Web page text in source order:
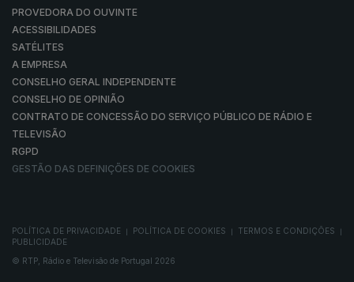
PROVEDORA DO OUVINTE
ACESSIBILIDADES
SATÉLITES
A EMPRESA
CONSELHO GERAL INDEPENDENTE
CONSELHO DE OPINIÃO
CONTRATO DE CONCESSÃO DO SERVIÇO PÚBLICO DE RÁDIO E
TELEVISÃO
RGPD
GESTÃO DAS DEFINIÇÕES DE COOKIES
POLÍTICA DE PRIVACIDADE POLÍTICA DE COOKIES TERMOS E CONDIÇÕES
PUBLICIDADE
© RTP, Rádio e Televisão de Portugal 2026